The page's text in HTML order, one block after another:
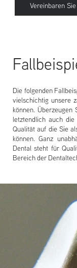
Vereinbaren
Die folgenden
vielschichtig unsere
können.
letztendlich auch
Qualität auf die Sie
können. Ganz
Dental steht für
Bereich der